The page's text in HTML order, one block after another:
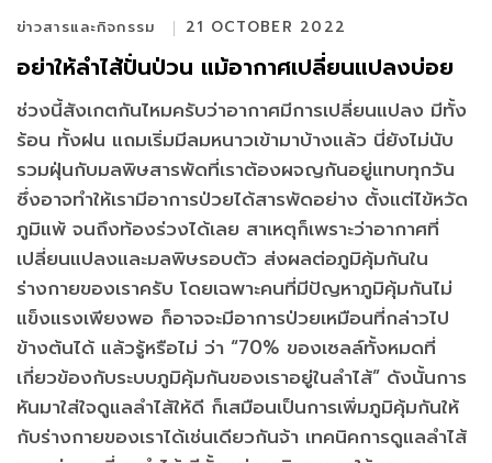
ข่าวสารและกิจกรรม 21 OCTOBER 2022
อย่าให้ลำไส้ปั่นป่วน แม้อากาศเปลี่ยนแปลงบ่อย
ช่วงนี้สังเกตกันไหมครับว่าอากาศมีการเปลี่ยนแปลง มีทั้ง
ร้อน ทั้งฝน แถมเริ่มมีลมหนาวเข้ามาบ้างแล้ว นี่ยังไม่นับ
รวมฝุ่นกับมลพิษสารพัดที่เราต้องผจญกันอยู่แทบทุกวัน
ซึ่งอาจทำให้เรามีอาการป่วยได้สารพัดอย่าง ตั้งแต่ไข้หวัด
ภูมิแพ้ จนถึงท้องร่วงได้เลย สาเหตุก็เพราะว่าอากาศที่
เปลี่ยนแปลงและมลพิษรอบตัว ส่งผลต่อภูมิคุ้มกันใน
ร่างกายของเราครับ โดยเฉพาะคนที่มีปัญหาภูมิคุ้มกันไม่
แข็งแรงเพียงพอ ก็อาจจะมีอาการป่วยเหมือนที่กล่าวไป
ข้างต้นได้ แล้วรู้หรือไม่ ว่า “70% ของเซลล์ทั้งหมดที่
เกี่ยวข้องกับระบบภูมิคุ้มกันของเราอยู่ในลำไส้” ดังนั้นการ
หันมาใส่ใจดูแลลำไส้ให้ดี ก็เสมือนเป็นการเพิ่มภูมิคุ้มกันให้
กับร่างกายของเราได้เช่นเดียวกันจ้า เทคนิคการดูแลลำไส้